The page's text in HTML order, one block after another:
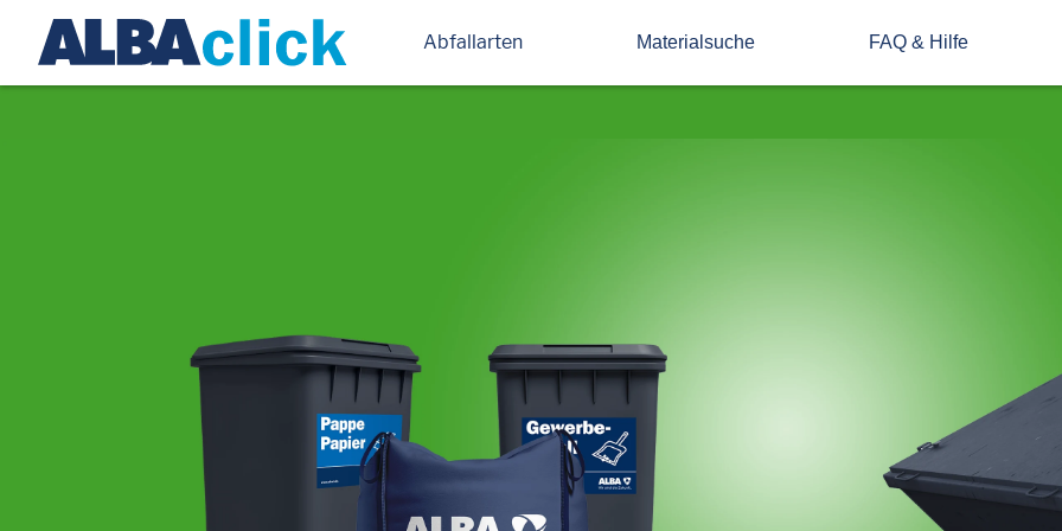
Abfallarten Materialsuche FAQ & Hilfe